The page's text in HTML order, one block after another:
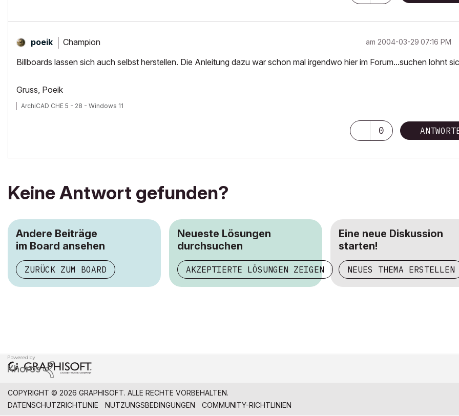
poeik Champion am ‎2004-03-29 07:16 PM
Billboards lassen sich auch selbst herstellen. Die Anleitung dazu war schon mal irgendwo hier im Forum...suchen lohnt
Gruss, Poeik
ArchiCAD CHE 5 - 28 - Windows 11
0
Keine Antwort gefunden?
Andere Beiträge
im Board ansehen
ZURÜCK ZUM BOARD
Neueste Lösungen
durchsuchen
AKZEPTIERTE LÖSUNGEN ZEIGEN
Eine neue Diskussion
starten!
NEUES THEMA ERSTELLEN
COPYRIGHT © 2026 GRAPHISOFT. ALLE RECHTE VORBEHALTEN.
DATENSCHUTZRICHTLINIE
NUTZUNGSBEDINGUNGEN COMMUNITY-RICHTLINIEN